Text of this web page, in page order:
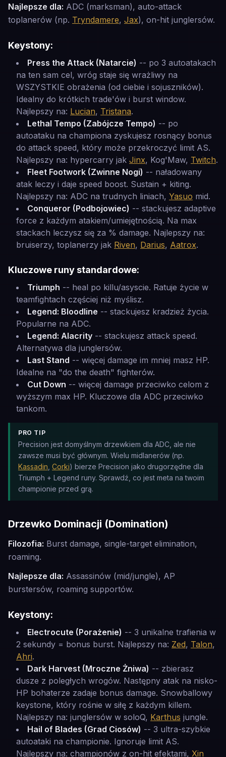
Najlepsze dla: ADC (marksman), auto-attack
toplanerów (np. Tryndamere, Jax), on-hit junglersów.
Keystony:
Press the Attack (Natarcie) -- po 3 autoatakach
na ten sam cel, wróg staje się wrażliwy na
WSZYSTKIE obrażenia (od ciebie i sojuszników).
Idealny do krótkich trade'ów i burst window.
Najlepszy na: Lucian, Tristana.
Lethal Tempo (Zabójcze Tempo) -- po
autoataku na championa zyskujesz rosnący bonus
do attack speed, który może przekroczyć limit AS.
Najlepszy na: hypercarry jak Jinx, Kog'Maw, Twitch.
Fleet Footwork (Zwinne Nogi) -- naładowany
atak leczy i daje speed boost. Sustain + kiting.
Najlepszy na: ADC na trudnych liniach, Yasuo mid.
Conqueror (Podbojowiec) -- stackujesz adaptive
force z każdym atakiem/umiejętnością. Na max
stackach leczysz się za % damage. Najlepszy na:
bruiserzy, toplanerzy jak Riven, Darius, Aatrox.
Kluczowe runy standardowe:
Triumph -- heal po killu/asyscie. Ratuje życie w
teamfightach częściej niż myślisz.
Legend: Bloodline -- stackujesz kradzież życia.
Popularne na ADC.
Legend: Alacrity -- stackujesz attack speed.
Alternatywa dla junglersów.
Last Stand -- więcej damage im mniej masz HP.
Idealne na "do the death" fighterów.
Cut Down -- więcej damage przeciwko celom z
wyższym max HP. Kluczowe dla ADC przeciwko
tankom.
PRO TIP
Precision jest domyślnym drzewkiem dla ADC, ale nie
zawsze musi być głównym. Wielu midlanerów (np.
Kassadin Corki) bierze Precision jako drugorzędne dla
Triumph + Legend runy. Sprawdź, co jest meta na twoim
championie przed grą.
Drzewko Dominacji (Domination)
Filozofia: Burst damage, single-target elimination,
roaming.
Najlepsze dla: Assassinów (mid/jungle), AP
burstersów, roaming supportów.
Keystony:
Electrocute (Porażenie) -- 3 unikalne trafienia w
2 sekundy = bonus burst. Najlepszy na: Zed, Talon,
Ahri.
Dark Harvest (Mroczne Żniwa) -- zbierasz
dusze z poległych wrogów. Następny atak na nisko-
HP bohaterze zadaje bonus damage. Snowballowy
keystone, który rośnie w siłę z każdym killem.
Najlepszy na: junglersów w soloQ, Karthus jungle.
Hail of Blades (Grad Ciosów) -- 3 ultra-szybkie
autoataki na championie. Ignoruje limit AS.
Najlepszy na: championów z on-hit efektami, Xin